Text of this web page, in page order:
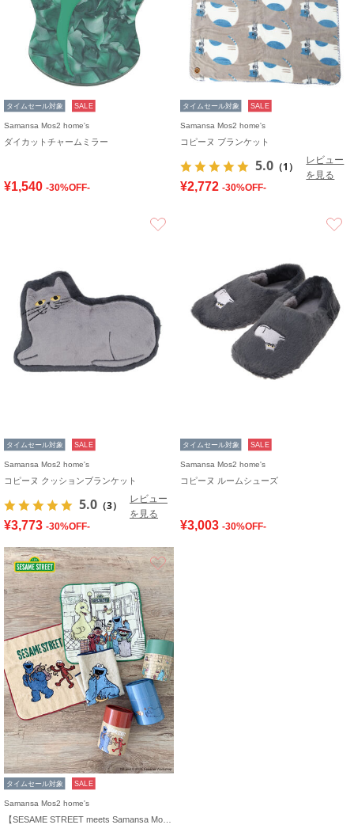
タイムセール対象 SALE
Samansa Mos2 home's
ダイカットチャームミラー
¥1,540 -30%OFF-
タイムセール対象 SALE
Samansa Mos2 home's
コピーヌ ブランケット
5.0 （1）
レビュー
を見る
¥2,772 -30%OFF-
タイムセール対象 SALE
Samansa Mos2 home's
コピーヌ クッションブランケット
5.0 （3）
レビュー
を見る
¥3,773 -30%OFF-
タイムセール対象 SALE
Samansa Mos2 home's
コピーヌ ルームシューズ
¥3,003 -30%OFF-
タイムセール対象 SALE
Samansa Mos2 home's